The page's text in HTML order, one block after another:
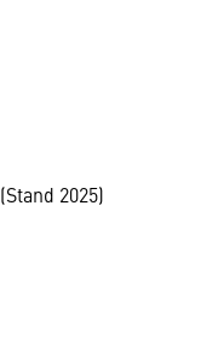
(Stand 2025)